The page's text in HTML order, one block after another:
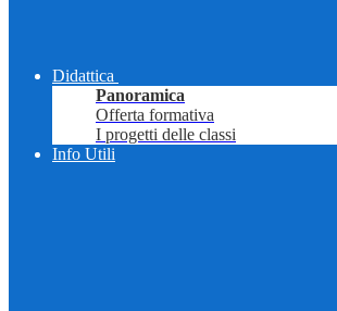
Didattica
Panoramica
Offerta formativa
I progetti delle classi
Info Utili